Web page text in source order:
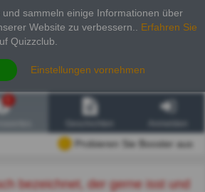
sammeln einige Informationen über
Website zu verbessern.
Erfahren Sie
Quizzclub.
Einstellungen vornehmen
Probieren Sie Booster aus